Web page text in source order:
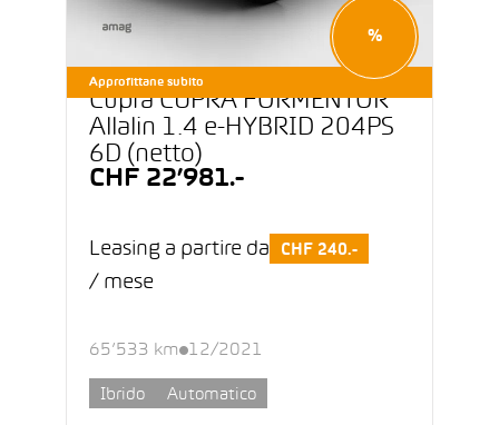
Approfittane subito
%
Cupra CUPRA FORMENTOR
Allalin 1.4 e-HYBRID 204PS
6D (netto)
CHF 22’981.-
Leasing a partire da CHF 240.-
/ mese
65’533 km 12/2021
Ibrido Automatico